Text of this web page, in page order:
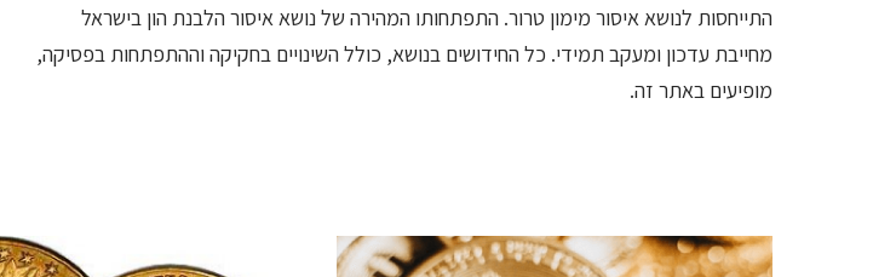
התייחסות לנושא איסור מימון טרור. התפתחותו המהירה של נושא איסור הלבנת הון בישראל
מחייבת עדכון ומעקב תמידי. כל החידושים בנושא, כולל השינויים בחקיקה וההתפתחות בפסיקה,
מופיעים באתר זה.